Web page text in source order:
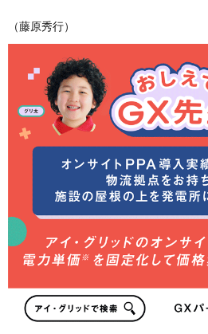
（藤原秀行）